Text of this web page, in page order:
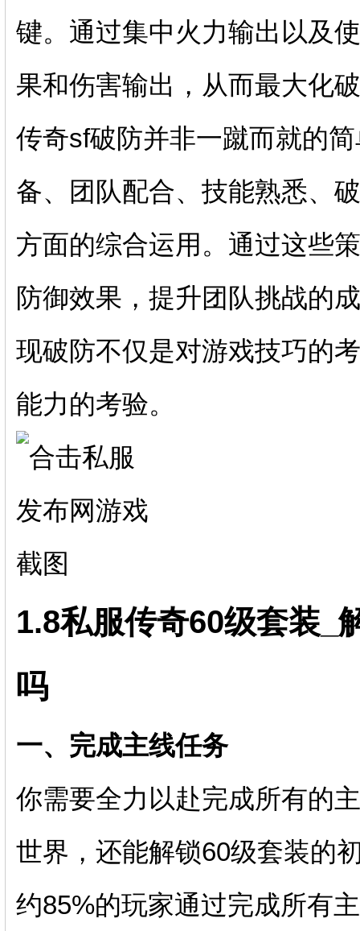
键。通过集中火力输出以及
果和伤害输出，从而最大化
传奇sf破防并非一蹴而就的
备、团队配合、技能熟悉、
方面的综合运用。通过这些
防御效果，提升团队挑战的
现破防不仅是对游戏技巧的
能力的考验。
1.8私服传奇60级套装_
吗
一、完成主线任务
你需要全力以赴完成所有的
世界，还能解锁60级套装的
约85%的玩家通过完成所有